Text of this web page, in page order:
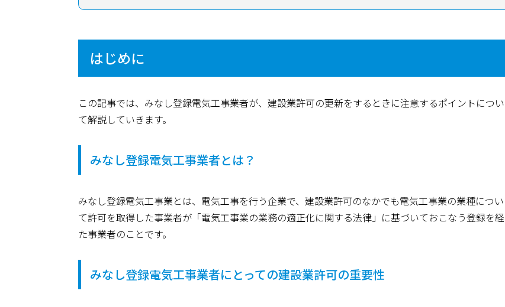
はじめに
この記事では、みなし登録電気工事業者が、建設業許可の更新をするときに注意するポイントについ
て解説していきます。
みなし登録電気工事業者とは？
みなし登録電気工事業とは、電気工事を行う企業で、建設業許可のなかでも電気工事業の業種につい
て許可を取得した事業者が「電気工事業の業務の適正化に関する法律」に基づいておこなう登録を経
た事業者のことです。
みなし登録電気工事業者にとっての建設業許可の重要性